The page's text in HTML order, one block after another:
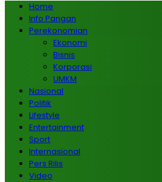
Home
Info Pangan
Perekonomian
Ekonomi
Bisnis
Korporasi
UMKM
Nasional
Politik
Lifestyle
Entertainment
Sport
Internasional
Pers Rilis
Video